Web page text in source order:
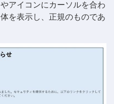
アイコンにカーソルを合わ
を表示し、正規のものであ